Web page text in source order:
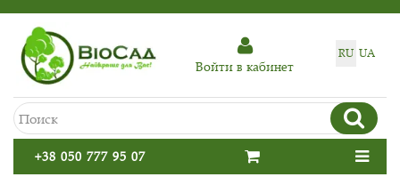
RU UA
Войти в кабинет
+38 050 777 95 07